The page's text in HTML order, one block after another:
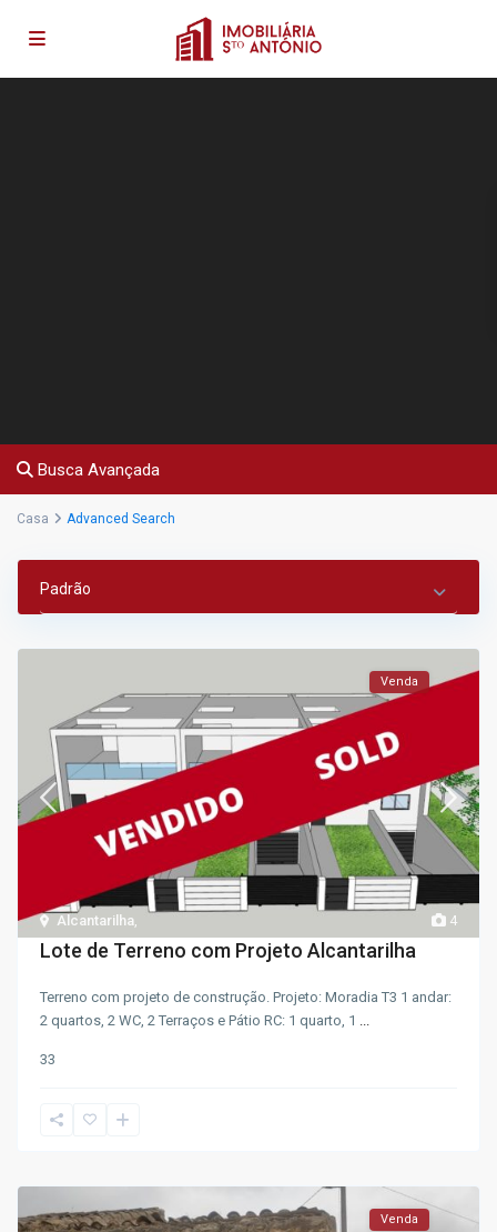
Busca Avançada
Casa Advanced Search
Padrão
4
Alcantarilha
Venda
Lote de Terreno com Projeto Alcantarilha
Terreno com projeto de construção. Projeto: Moradia T3 1 andar:
2 quartos, 2 WC, 2 Terraços e Pátio RC: 1 quarto, 1
33
Venda